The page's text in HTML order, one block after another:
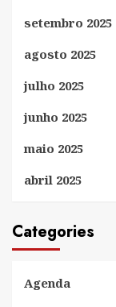
setembro 2025
agosto 2025
julho 2025
junho 2025
maio 2025
abril 2025
Categories
Agenda